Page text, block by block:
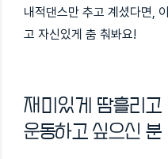
내적댄스만 추고 계셨다면,
고 자신있게 춤 춰봐요!
재미있게 땀흘리고
운동하고 싶으신 분